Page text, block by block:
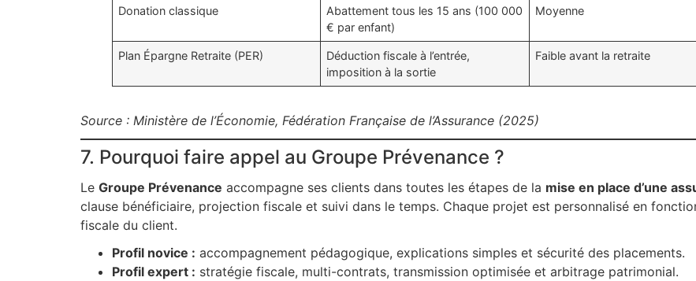
Donation classique
Abattement tous les 15 ans (100 000
€ par enfant)
Moyenne
Plan Épargne Retraite (PER)
Déduction fiscale à l’entrée,
imposition à la sortie
Faible avant la retraite
Source : Ministère de l’Économie, Fédération Française de l’Assurance (2025)
7. Pourquoi faire appel au Groupe Prévenance ?
Le Groupe Prévenance accompagne ses clients dans toutes les étapes de la mise en place d’une
clause bénéficiaire, projection fiscale et suivi dans le temps. Chaque projet est personnalisé en
fiscale du client.
Profil novice : accompagnement pédagogique, explications simples et sécurité des placements.
Profil expert : stratégie fiscale, multi-contrats, transmission optimisée et arbitrage patrimonial.